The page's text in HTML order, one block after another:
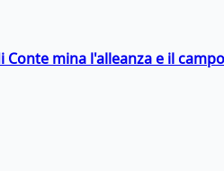
Conte mina l'alleanza e il